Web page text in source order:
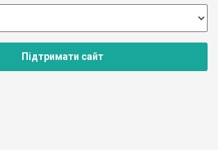
Підтримати сайт